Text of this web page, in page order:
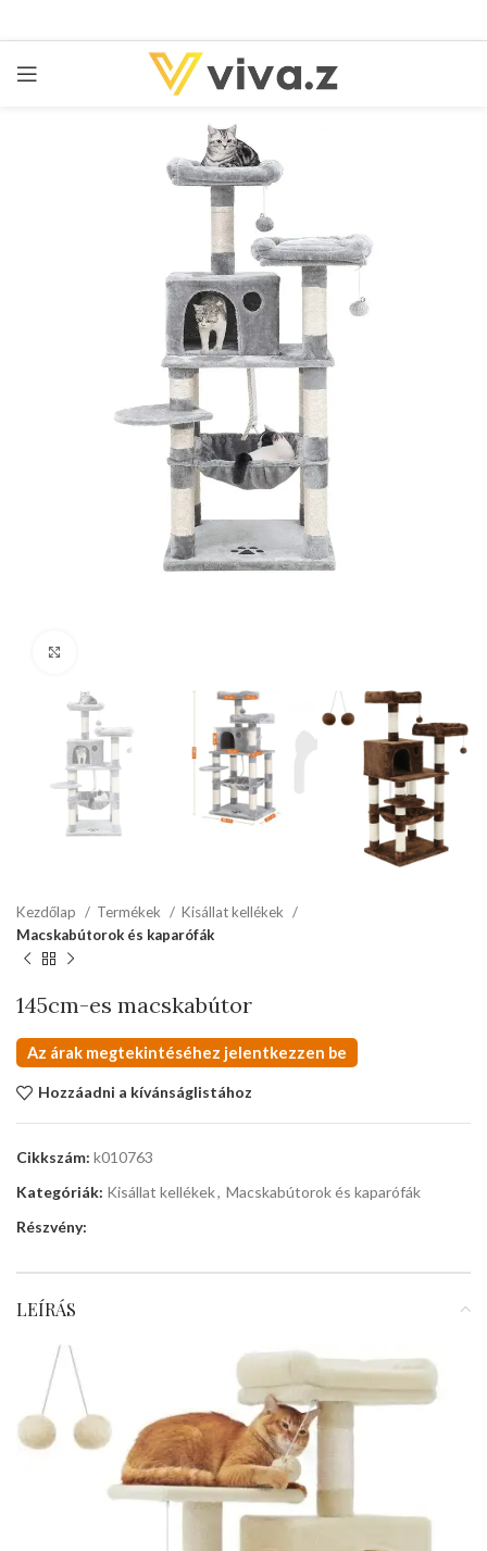
Kezdőlap Termékek
Kisállat kellékek
Macskabútorok és kaparófák
145cm-es macskabútor
Az árak megtekintéséhez jelentkezzen be
Hozzáadni a kívánságlistához
Cikkszám: k010763
Kategóriák: Kisállat kellékek, Macskabútorok és kaparófák
Részvény:
LEÍRÁS